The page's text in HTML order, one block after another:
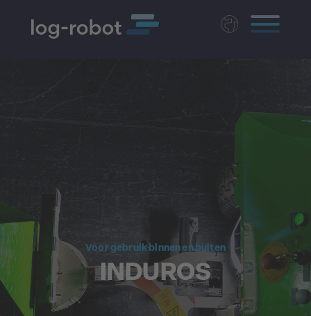
Voor gebruik binnen en buiten
INDUROS